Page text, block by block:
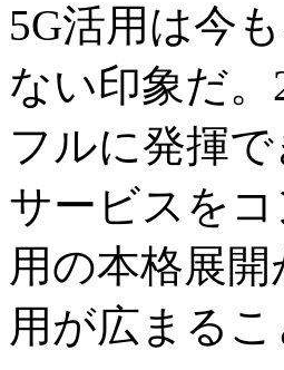
5G活用は今
ない印象だ
フルに発揮
サービスを
用の本格展
用が広まる